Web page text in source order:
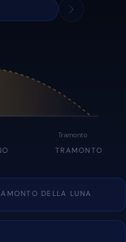
Tramonto
TRAMONTO
DELLA LUNA